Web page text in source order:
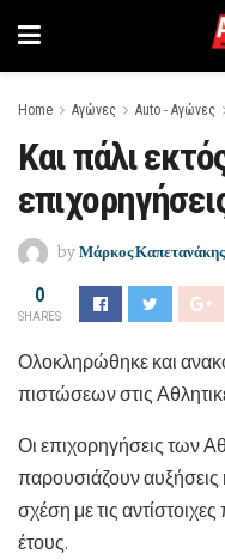
Home Αγώνες Auto - Αγώνες
Και πάλι
by Μάρκος Καπετανάκης
0
SHARES
Ολοκληρώθηκε και
πιστώσεων στις
Οι επιχορηγήσεις των
παρουσιάζουν αυξήσεις
σχέση με τις
έτους.